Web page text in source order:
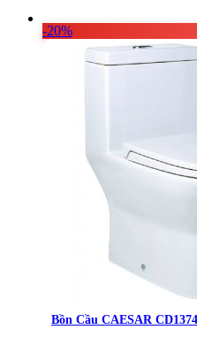
-20%
Bồn Cầu CAESAR